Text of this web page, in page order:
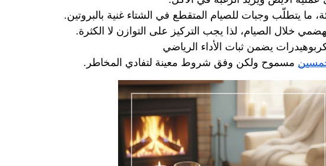
ما يتطلّب وجبات للصيام المتقطع في الشتاء غنية بالبروتين.
خلال الصيام، لذا يجب التركيز على التوازن لا الكثرة.
يضمن ثبات الأداء الرياضي
مسموح ولكن وفق شروط معينة لتفادي المخاطر.